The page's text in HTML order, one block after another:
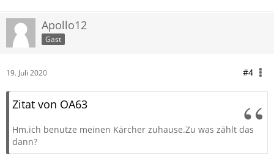
Apollo12
Gast
19. Juli 2020 #4
Zitat von OA63
Hm,ich benutze meinen Kärcher zuhause.Zu was zählt das
dann?